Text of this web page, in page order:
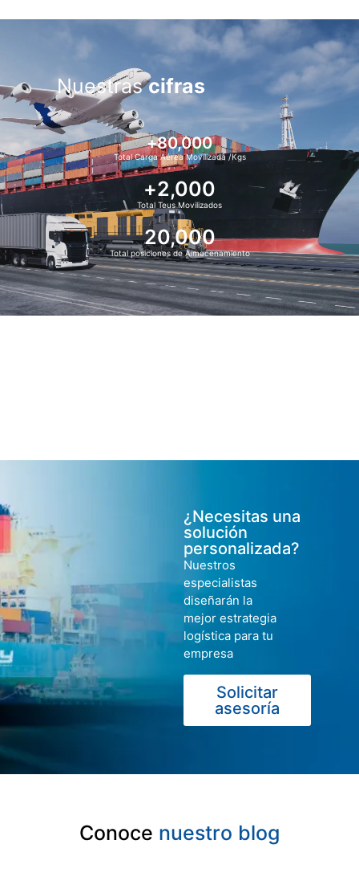
Nuestras cifras
Total Carga Aérea Movilizada /Kgs
+80,000
Total Teus Movilizados
+2,000
Total posiciones de Almacenamiento
20,000
¿Necesitas una
solución
personalizada?
Nuestros
especialistas
diseñarán la
mejor estrategia
logística para tu
empresa
Solicitar
asesoría
Conoce nuestro blog